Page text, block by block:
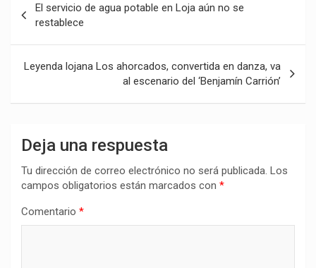
de
entradas
El servicio de agua potable en Loja aún no se
restablece
Leyenda lojana Los ahorcados, convertida en danza, va
al escenario del ‘Benjamín Carrión’
Deja una respuesta
Tu dirección de correo electrónico no será publicada. Los
campos obligatorios están marcados con *
Comentario *